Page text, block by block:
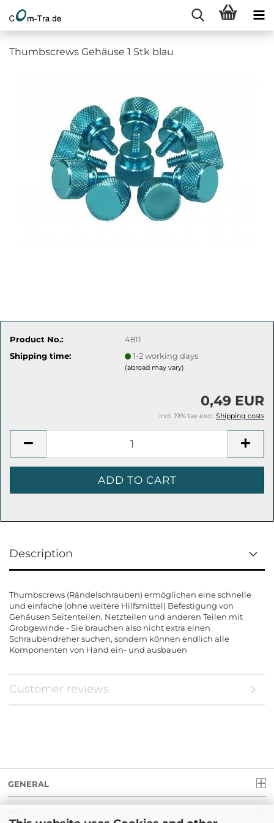
Thumbscrews Gehäuse 1 Stk blau
Product No.:
4811
Shipping time:
1-2 working days
(abroad may vary)
0,49 EUR
incl. 19% tax excl. Shipping costs
Description
Thumbscrews (Rändelschrauben) ermöglichen eine schnelle
und einfache (ohne weitere Hilfsmittel) Befestigung von
Gehäusen Seitenteilen, Netzteilen und anderen Teilen mit
Grobgewinde - Sie brauchen also nicht extra einen
Schraubendreher suchen, sondern können endlich alle
Komponenten von Hand ein- und ausbauen
Customer reviews
GENERAL